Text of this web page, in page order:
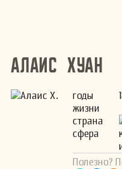
Алаис Хуан
годы
жизни
страна
сфера
Полезно?